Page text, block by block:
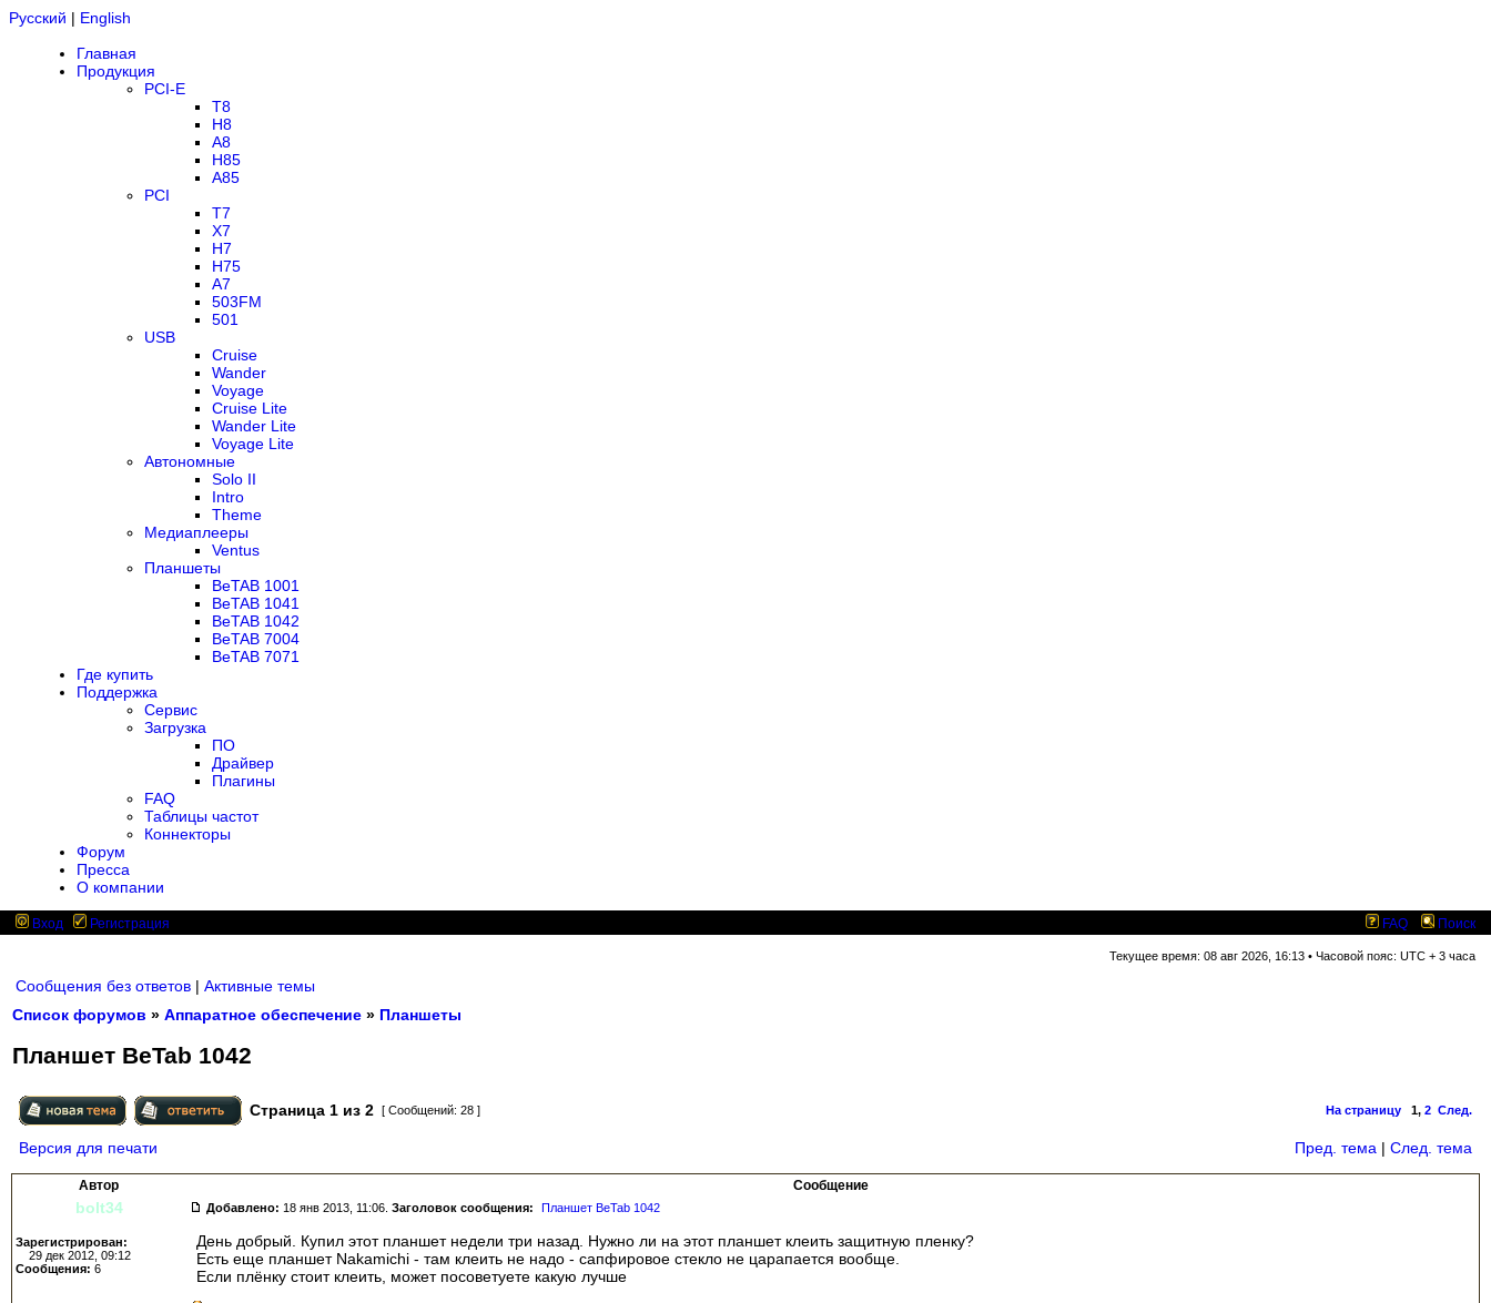
Русский | English
Главная
Продукция
PCI-E
T8
H8
A8
H85
A85
PCI
T7
X7
H7
H75
A7
503FM
501
USB
Cruise
Wander
Voyage
Cruise Lite
Wander Lite
Voyage Lite
Автономные
Solo II
Intro
Theme
Медиаплееры
Ventus
Планшеты
BeTAB 1001
BeTAB 1041
BeTAB 1042
BeTAB 7004
BeTAB 7071
Где купить
Поддержка
Сервис
Загрузка
ПО
Драйвер
Плагины
FAQ
Таблицы частот
Коннекторы
Форум
Пресса
О компании
Вход Регистрация FAQ Поиск
Текущее время: 08 авг 2026, 16:13 • Часовой пояс: UTC + 3 часа
Сообщения без ответов | Активные темы
Список форумов » Аппаратное обеспечение » Планшеты
Планшет BeTab 1042
Страница 1 из 2 [ Сообщений: 28 ] На страницу 1, 2 След.
Версия для печати Пред. тема | След. тема
Автор Сообщение
bolt34 Добавлено: 18 янв 2013, 11:06. Заголовок сообщения: Планшет BeTab 1042
Зарегистрирован:
29 дек 2012, 09:12
Сообщения: 6
День добрый. Купил этот планшет недели три назад. Нужно ли на этот планшет клеить защитную пленку?
Есть еще планшет Nakamichi - там клеить не надо - сапфировое стекло не царапается вообще.
Если плёнку стоит клеить, может посоветуете какую лучше